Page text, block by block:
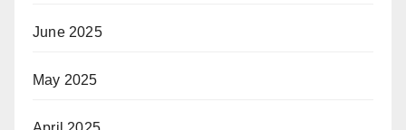
June 2025
May 2025